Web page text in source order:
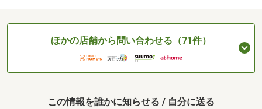
ほかの店舗から問い合わせる（71件）
この情報を誰かに知らせる / 自分に送る